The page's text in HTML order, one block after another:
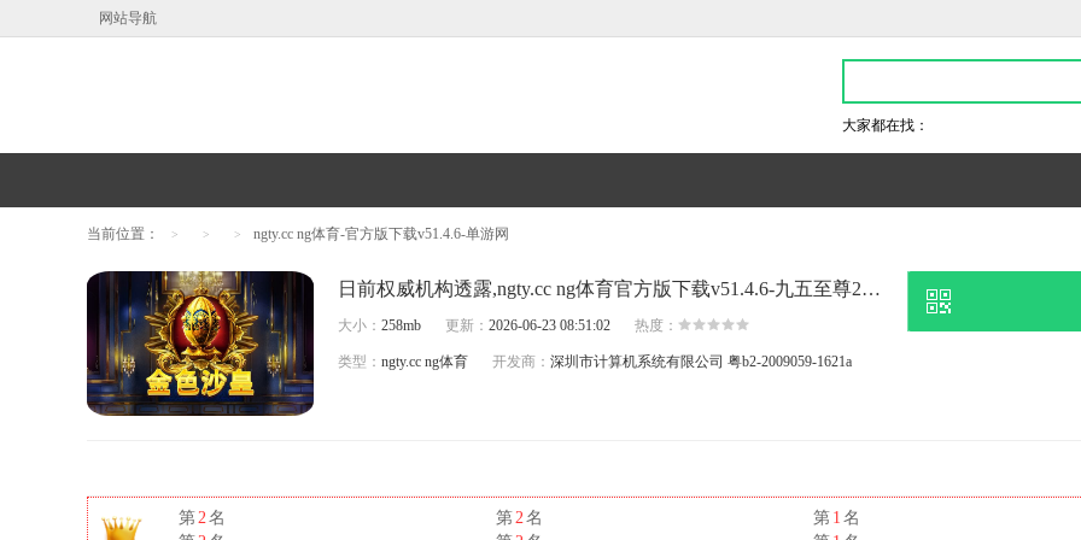
网站导航
大家都在找：
当前位置： > > > ngty.cc ng体育-官方版下载v51.4.6-单游网
日前权威机构透露,ngty.cc ng体育官方版下载v51.4.6-九五至尊2电子游戏官网
大小：258mb 更新：2026-06-23 08:51:02 热度：
类型：ngty.cc ng体育 开发商：深圳市计算机系统有限公司粤b2-2009059-1621a
第2名 第2名 第 1 名